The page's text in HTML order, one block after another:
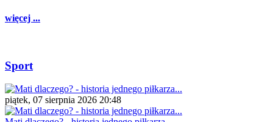
więcej ...
Sport
piątek, 07 sierpnia 2026 20:48